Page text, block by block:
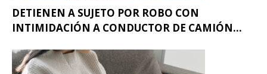
DETIENEN A SUJETO POR ROBO CON
INTIMIDACIÓN A CONDUCTOR DE CAMIÓN...